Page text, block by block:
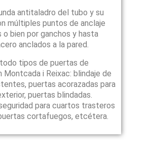
antitaladro del tubo y su
múltiples puntos de anclaje
bien por ganchos y hasta
anclados a la pared.
tipos de puertas de
Montcada i Reixac: blindaje de
puertas acorazadas para
puertas blindadas.
para cuartos trasteros
cortafuegos, etcétera.